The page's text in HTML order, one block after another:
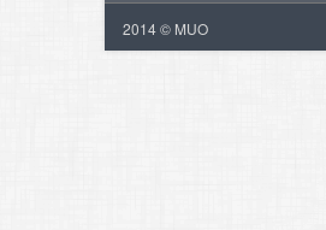
2014 © MUO